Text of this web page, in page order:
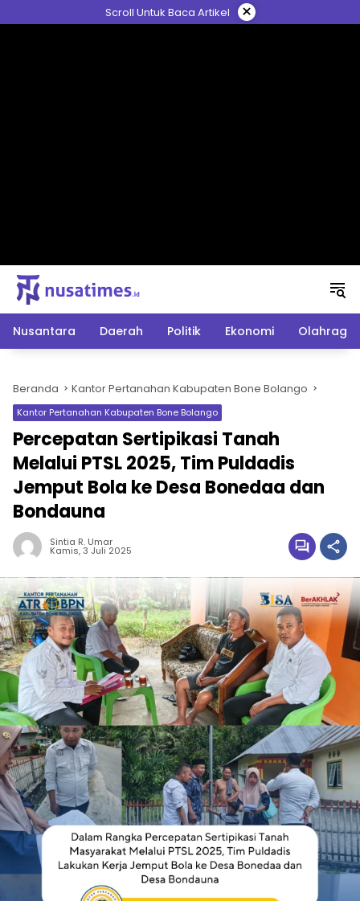
ke
Scroll Untuk Baca Artikel ×
Nusantara Daerah Politik Ekonomi Olahraga
Beranda Kantor Pertanahan Kabupaten Bone Bolango
Kantor Pertanahan Kabupaten Bone Bolango
Percepatan Sertipikasi Tanah
Melalui PTSL 2025, Tim Puldadis
Jemput Bola ke Desa Bonedaa dan
Bondauna
Sintia R. Umar
Kamis, 3 Juli 2025